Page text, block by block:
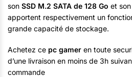
son SSD M.2 SATA de 128 Go et
apportent respectivement un
grande capacité de stockage.
Achetez ce pc gamer en toute
d’une livraison en moins de 3h
commande